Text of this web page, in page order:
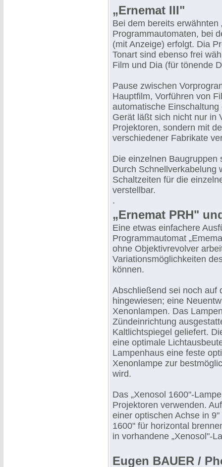
„Ernemat III"
Bei dem bereits
Programmautomaten, bei
(mit Anzeige) erfolgt. Dia
Tonart sind ebenso frei
Film und Dia (für tönende
Pause zwischen
Hauptfilm, Vorführen von
automatische
Gerät läßt sich nicht nur in
Projektoren, sondern mit
verschiedener Fabrikate
Die einzelnen Baugruppen
Durch Schnellverkabelung
Schaltzeiten für die
verstellbar.
.
„Ernemat PRH"
Eine etwas einfachere
Programmautomat
ohne Objektivrevolver
Variationsmöglichkeiten
können.
Abschließend sei noch auf
hingewiesen; eine
Xenonlampen. Das
Zündeinrichtung
Kaltlichtspiegel geliefert.
eine optimale
Lampenhaus eine feste
Xenonlampe zur
wird.
Das „Xenosol 1600"-
Projektoren verwenden.
einer optischen Achse in
1600" für horizontal
in vorhandene „Xenosol"-
Eugen BAUER /